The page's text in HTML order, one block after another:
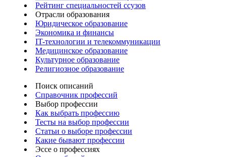
Рейтинг специальностей ссузов
Отрасли образования
Юридическое образование
Экономика и финансы
IT-технологии и телекоммуникации
Медицинское образование
Культурное образование
Религиозное образование
Поиск описаний
Справочник профессий
Выбор профессии
Как выбрать профессию
Тесты на выбор профессии
Статьи о выборе профессии
Какие бывают профессии
Эссе о профессиях